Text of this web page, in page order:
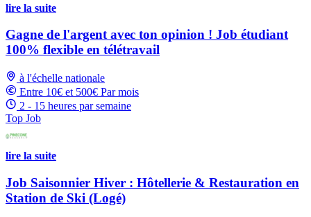
lire la suite
Gagne de l'argent avec ton opinion ! Job étudiant
100% flexible en télétravail
à l'échelle nationale
Entre 10€ et 500€ Par mois
2 - 15 heures par semaine
Top Job
lire la suite
Job Saisonnier Hiver : Hôtellerie & Restauration en
Station de Ski (Logé)